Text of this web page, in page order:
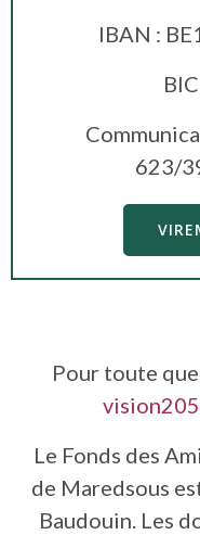
IBAN :
623/
Pour toute
Le Fonds des
de Maredsous
Baudouin. Les